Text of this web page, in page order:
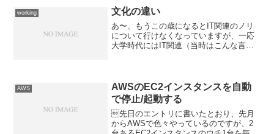
working 文化の違い
あ〜、もうこの歳になるとIT関連のノリ
について行けなくなっていますが、一応
大学時代にはIT関連（当時はこんな言葉
たりしますが、...
AWS
AWSのEC2インスタンスを自動
で停止/起動する
先日のエントリに書いたとおり、先月
からAWSで色々やっているのですが、2